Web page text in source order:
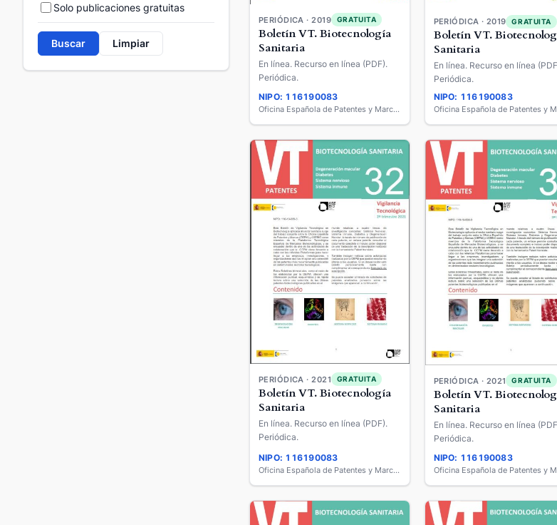
Solo publicaciones gratuitas
Buscar Limpiar
PERIÓDICA · 2019 GRATUITA
Boletín VT. Biotecnología
Sanitaria
En línea. Recurso en línea (PDF).
Periódica.
NIPO: 116190083
Oficina Española de Patentes y Marcas
PERIÓDICA · 2019 GRATUITA
Boletín VT.
Sanitaria
En línea. Recurso en línea
Periódica.
NIPO: 116190083
PERIÓDICA · 2021 GRATUITA
Boletín VT. Biotecnología
Sanitaria
En línea. Recurso en línea (PDF).
Periódica.
NIPO: 116190083
Oficina Española de Patentes y Marcas
PERIÓDICA · 2021 GRATUITA
Boletín VT.
Sanitaria
En línea. Recurso en línea
Periódica.
NIPO: 116190083